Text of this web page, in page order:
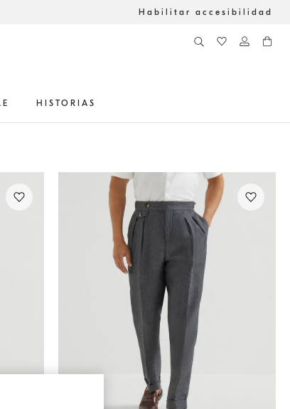
Habilitar accesibilidad
HISTORIAS